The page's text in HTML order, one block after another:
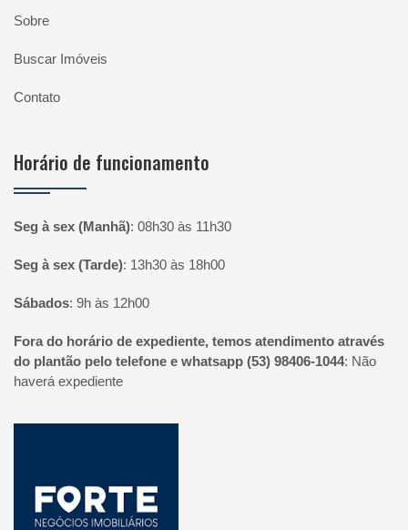
Sobre
Buscar Imóveis
Contato
Horário de funcionamento
Seg à sex (Manhã): 08h30 às 11h30
Seg à sex (Tarde): 13h30 às 18h00
Sábados: 9h às 12h00
Fora do horário de expediente, temos atendimento através
do plantão pelo telefone e whatsapp (53) 98406-1044: Não
haverá expediente